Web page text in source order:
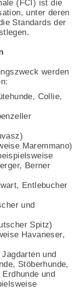
(FCI) ist die
unter deren
Standards der
werden
Collie,
Maremmano)
Berner
Entlebucher
und
Spitz)
Havaneser,
und
Stöberhunde,
und